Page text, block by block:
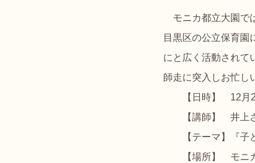
モニカ都立大園で
目黒区の公立保育園
にと広く活動されて
師走に突入しお忙し
【日時】 12月2
【講師】 井上さ
【テーマ】『子ど
【場所】 モニカ